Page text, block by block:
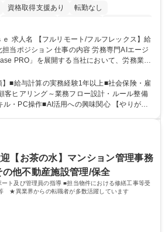
資格取得支援あり
転勤なし
】給
の内容 労務専門AIエージ
PRO」を展開する当社において、労務業務
クライアントの課題や要望をヒアリングし、
し込むポジションです。 【具体的に
計（要件定義/顧客ヒアリング/業務オペレー
備、システム設定) ・業務マニュアル作成、
当ポジション
■給与計算の実務経験1年以上■社会保険・雇
客ヒアリング～業務フロー設計・ルール整備
PC操作■AI活用への興味関心 【やりが
が現場のエキスパートとしてオペレーション
と改善の両面でスキルを発揮できる環境で
【お茶の水】マンション管理事務
他不動産施設管理/保全
ト及び管理員の指導 ■担当物件における修繕工事等受
★異業界からの転職者が多数活躍しています